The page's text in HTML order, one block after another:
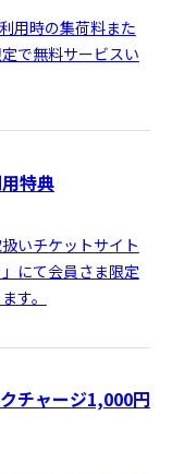
用時の集荷料また
で無料サービスい
特典
いチケットサイト
」にて会員さま限定
す。
チャージ1,000円